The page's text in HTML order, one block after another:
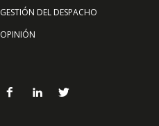
GESTIÓN DEL DESPACHO
OPINIÓN